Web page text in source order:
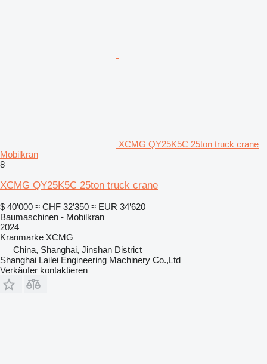
XCMG QY25K5C 25ton truck crane
Mobilkran
8
XCMG QY25K5C 25ton truck crane
$ 40’000 ≈ CHF 32’350 ≈ EUR 34’620
Baumaschinen - Mobilkran
2024
Kranmarke XCMG
China, Shanghai, Jinshan District
Shanghai Lailei Engineering Machinery Co.,Ltd
Verkäufer kontaktieren